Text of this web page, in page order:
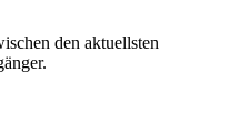
den aktuellsten